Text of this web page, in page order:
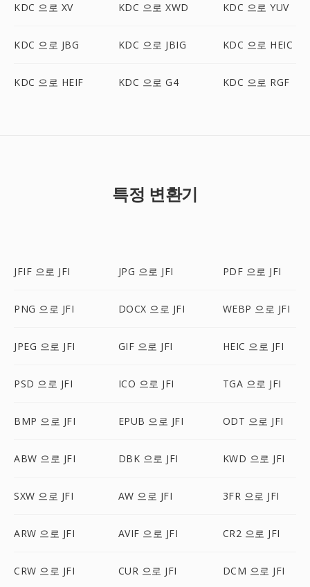
KDC 으로 XV KDC 으로 XWD KDC 으로 YUV
KDC 으로 JBG KDC 으로 JBIG KDC 으로 HEIC
KDC 으로 HEIF KDC 으로 G4 KDC 으로 RGF
특정 변환기
JFIF 으로 JFI JPG 으로 JFI PDF 으로 JFI
PNG 으로 JFI DOCX 으로 JFI WEBP 으로 JFI
JPEG 으로 JFI GIF 으로 JFI HEIC 으로 JFI
PSD 으로 JFI ICO 으로 JFI TGA 으로 JFI
BMP 으로 JFI EPUB 으로 JFI ODT 으로 JFI
ABW 으로 JFI DBK 으로 JFI KWD 으로 JFI
SXW 으로 JFI AW 으로 JFI 3FR 으로 JFI
ARW 으로 JFI AVIF 으로 JFI CR2 으로 JFI
CRW 으로 JFI CUR 으로 JFI DCM 으로 JFI